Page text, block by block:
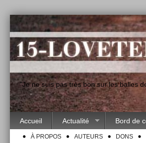
"Je ne suis pas très bon sur les balles
Accueil Actualité Bord de
À PROPOS AUTEURS DONS